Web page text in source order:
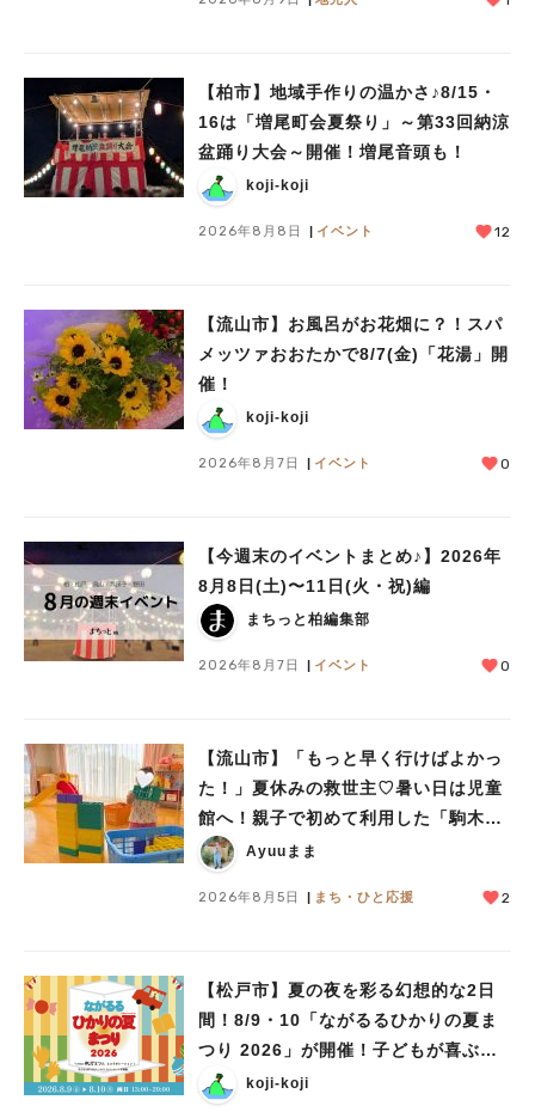
【柏市】地域手作りの温かさ♪8/15・
16は「増尾町会夏祭り」～第33回納涼
盆踊り大会～開催！増尾音頭も！
koji-koji
2026年8月8日 イベント 12
【流山市】お風呂がお花畑に？！スパ
メッツァおおたかで8/7(金)「花湯」開
催！
koji-koji
2026年8月7日 イベント 0
【今週末のイベントまとめ♪】2026年
8月8日(土)〜11日(火・祝)編
まちっと柏編集部
2026年8月7日 イベント 0
【流山市】「もっと早く行けばよかっ
た！」夏休みの救世主♡暑い日は児童
館へ！親子で初めて利用した「駒木台
児童館」レポート
Ayuuまま
2026年8月5日 まち・ひと応援 2
【松戸市】夏の夜を彩る幻想的な2日
間！8/9・10「ながるるひかりの夏ま
つり 2026」が開催！子どもが喜ぶワ
ークショップや限定ヒーローショーも
koji-koji
人気のキーワード
#ラーメン#ショッピング #スイーツ
#イベント#公園#教えたい／教えて投稿記事
#教えたい/こんなの見つけた